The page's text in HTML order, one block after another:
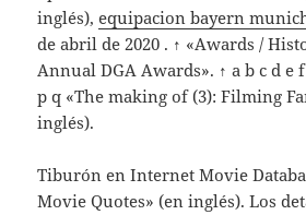
inglés),equipacion bayern
de abril de 2020 . ↑ «Awards /
Annual DGA Awards». ↑ a b c d e
p q «The making of (3): Filming
inglés).
Tiburón en Internet Movie
Movie Quotes» (en inglés). Los